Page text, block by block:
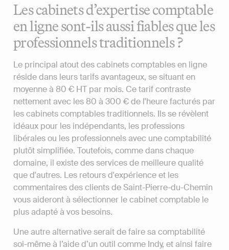
Les cabinets d’expertise comptable
en ligne sont-ils aussi fiables que les
professionnels traditionnels ?
Le principal atout des cabinets comptables en ligne
réside dans leurs tarifs avantageux, se situant en
moyenne à 80 € HT par mois. Ce tarif contraste
nettement avec les 80 à 300 € de l'heure facturés par
les cabinets comptables traditionnels. Ils se révèlent
idéaux pour les indépendants, les professions
libérales ou les professionnels avec une comptabilité
plutôt simplifiée. Toutefois, comme dans chaque
domaine, il existe des services de meilleure qualité
que d'autres. Les retours d'expérience et les
commentaires des clients de Saint-Pierre-du-Chemin
vous aideront à sélectionner le cabinet comptable le
plus adapté à vos besoins.
Une autre alternative serait de faire sa comptabilité
soi-même à l’aide d’un outil comme Indy, et ainsi faire